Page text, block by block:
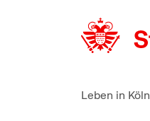
Leben in Köln